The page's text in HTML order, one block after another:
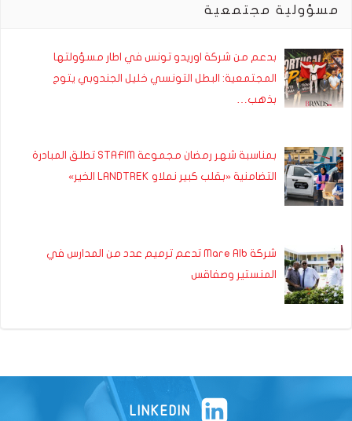
مسؤولية مجتمعية
بدعم من شركة اوريدو تونس في اطار مسؤولتها
المجتمعية: البطل التونسي خليل الجندوبي يتوج
بذهب…
بمناسبة شهر رمضان مجموعة STAFIM تطلق المبادرة
التضامنية «بقلب كبير نملاو LANDTREK الخير»
شركة Mare Alb تدعم ترميم عدد من المدارس في
المنستير وصفاقس
LINKEDIN